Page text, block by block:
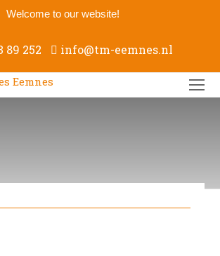
Welcome to our website!
89 252 info@tm-eemnes.nl